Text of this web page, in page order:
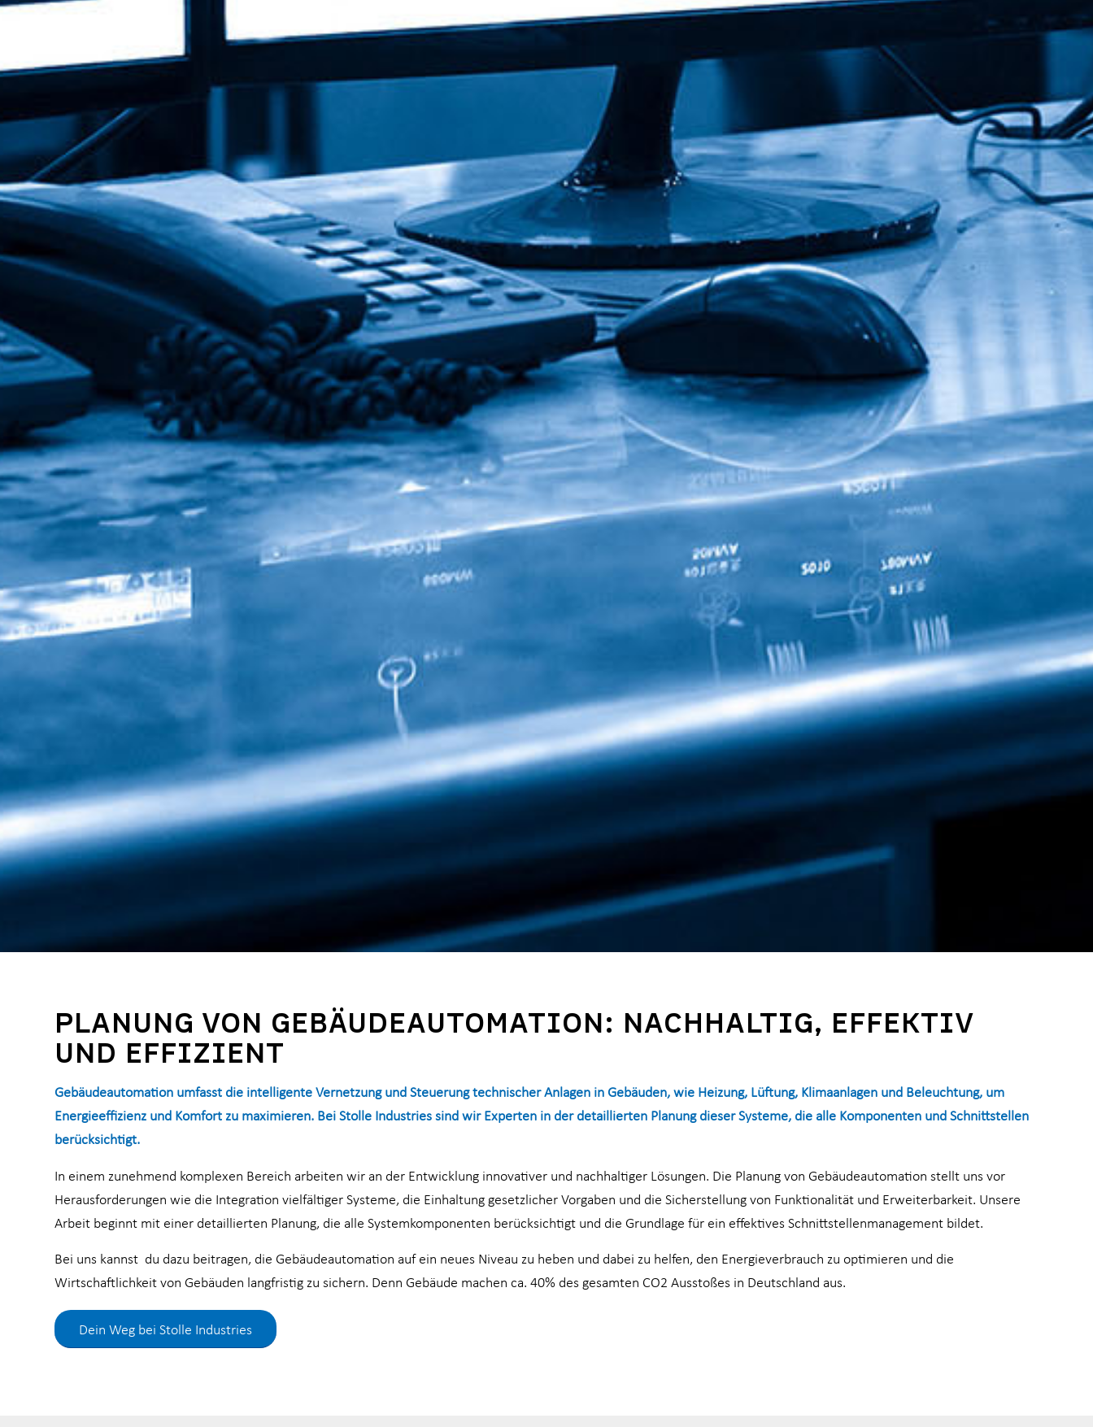
PLANUNG VON GEBÄUDE­AUTOMATION: NACHHALTIG, EFFEKTIV
UND EFFIZIENT
Gebäudeautomation umfasst die intelligente Vernetzung und Steuerung technischer Anlagen in Gebäuden, wie Heizung, Lüftung, Klimaanlagen und Beleuchtung, um
Energieeffizienz und Komfort zu maximieren. Bei Stolle Industries sind wir Experten in der detaillierten Planung dieser Systeme, die alle Komponenten und Schnittstellen
berücksichtigt.
In einem zunehmend komplexen Bereich arbeiten wir an der Entwicklung innovativer und nachhaltiger Lösungen. Die Planung von Gebäudeautomation stellt uns vor
Herausforderungen wie die Integration vielfältiger Systeme, die Einhaltung gesetzlicher Vorgaben und die Sicherstellung von Funktionalität und Erweiterbarkeit. Unsere
Arbeit beginnt mit einer detaillierten Planung, die alle Systemkomponenten berücksichtigt und die Grundlage für ein effektives Schnittstellenmanagement bildet.
Bei uns kannst du dazu beitragen, die Gebäudeautomation auf ein neues Niveau zu heben und dabei zu helfen, den Energieverbrauch zu optimieren und die
Wirtschaftlichkeit von Gebäuden langfristig zu sichern. Denn Gebäude machen ca. 40% des gesamten CO2 Ausstoßes in Deutschland aus.
Dein Weg bei Stolle Industries